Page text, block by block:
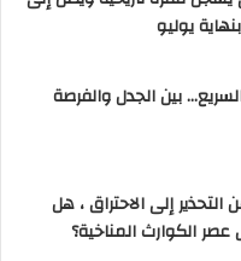
بين الجدل والفرصة
التحذير إلى الاحتراق ، هل
الكوارث المناخية؟